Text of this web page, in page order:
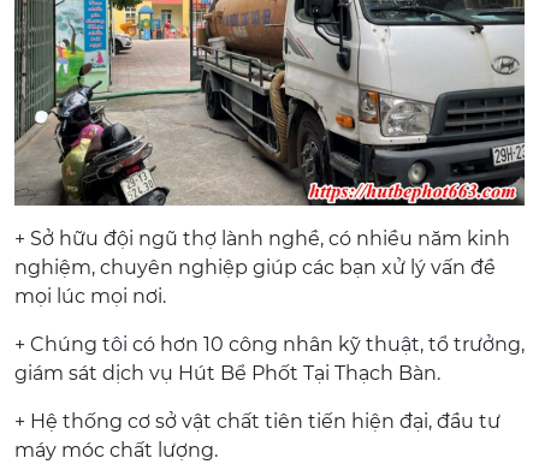
+ Sở hữu đội ngũ thợ lành nghề, có nhiều năm kinh
nghiệm, chuyên nghiệp giúp các bạn xử lý vấn đề
mọi lúc mọi nơi.
+ Chúng tôi có hơn 10 công nhân kỹ thuật, tổ trưởng,
giám sát dịch vụ Hút Bể Phốt Tại Thạch Bàn.
+ Hệ thống cơ sở vật chất tiên tiến hiện đại, đầu tư
máy móc chất lượng.